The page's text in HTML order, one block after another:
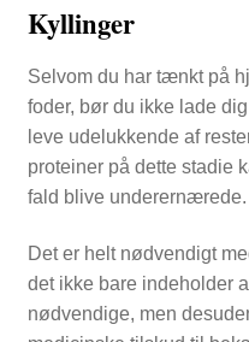
Kyllinger
Selvom du har tænkt på
foder, bør du ikke lade
leve udelukkende af
proteiner på dette stadie
fald blive underernærede.
Det er helt nødvendigt
det ikke bare indeholder
nødvendige, men